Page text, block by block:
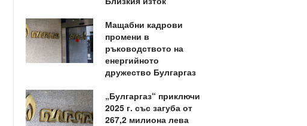
Мащабни кадрови
промени в
ръководството на
енергийното
дружество Булгаргаз
„Булгаргаз“ приключи
2025 г. със загуба от
267,2 милиона лева